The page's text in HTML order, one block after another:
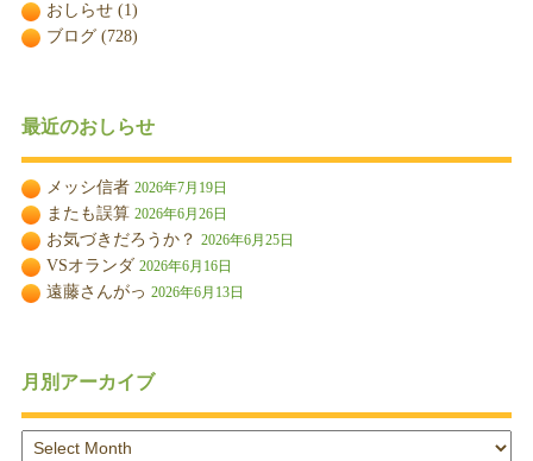
おしらせ(1)
ブログ(728)
最近のおしらせ
メッシ信者 2026年7月19日
またも誤算 2026年6月26日
お気づきだろうか？ 2026年6月25日
VSオランダ 2026年6月16日
遠藤さんがっ 2026年6月13日
月別アーカイブ